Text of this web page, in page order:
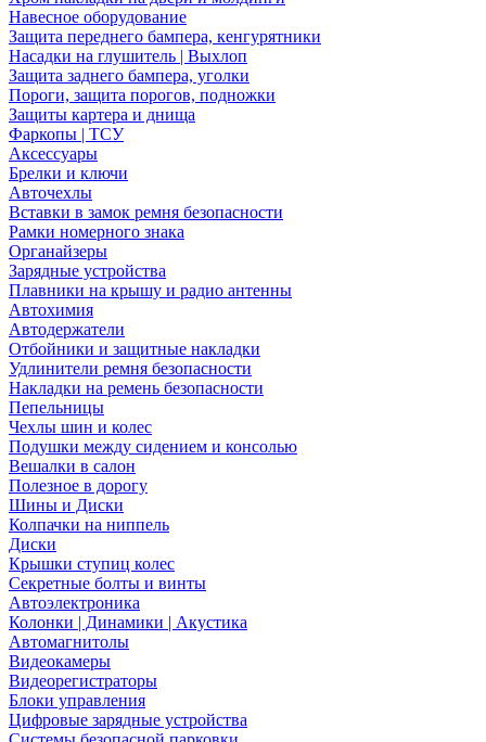
Навесное оборудование
Защита переднего бампера, кенгурятники
Насадки на глушитель | Выхлоп
Защита заднего бампера, уголки
Пороги, защита порогов, подножки
Защиты картера и днища
Фаркопы | ТСУ
Аксессуары
Брелки и ключи
Авточехлы
Вставки в замок ремня безопасности
Рамки номерного знака
Органайзеры
Зарядные устройства
Плавники на крышу и радио антенны
Автохимия
Автодержатели
Отбойники и защитные накладки
Удлинители ремня безопасности
Накладки на ремень безопасности
Пепельницы
Чехлы шин и колес
Подушки между сидением и консолью
Вешалки в салон
Полезное в дорогу
Шины и Диски
Колпачки на ниппель
Диски
Крышки ступиц колес
Секретные болты и винты
Автоэлектроника
Колонки | Динамики | Акустика
Автомагнитолы
Видеокамеры
Видеорегистраторы
Блоки управления
Цифровые зарядные устройства